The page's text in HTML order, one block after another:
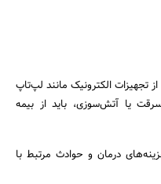
تجهیزات الکترونیک مانند لپ‌تاپ
یا آتش‌سوزی، باید از بیمه
درمان و حوادث مرتبط با